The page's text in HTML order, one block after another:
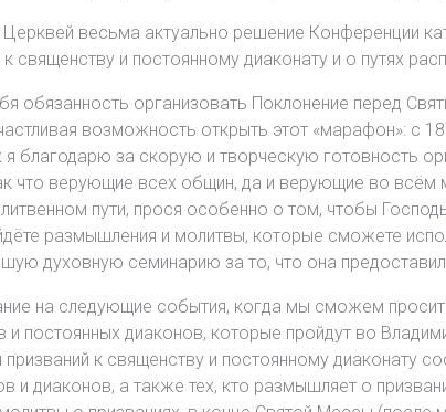
весьма актуально решение Конференции
священству и постоянному диаконату и о путях
обязанность организовать Поклонение перед
возможность открыть этот «марафон»: с
благодарю за скорую и творческую готовность
что верующие всех общин, да и верующие во
пути, прося особенно о том, чтобы
размышления и молитвы, которые сможете
духовную семинарию за то, что она
на следующие события, когда мы сможем
постоянных диаконов, которые пройдут во
к священству и постоянному диаконату
и диаконов, а также тех, кто размышляет о